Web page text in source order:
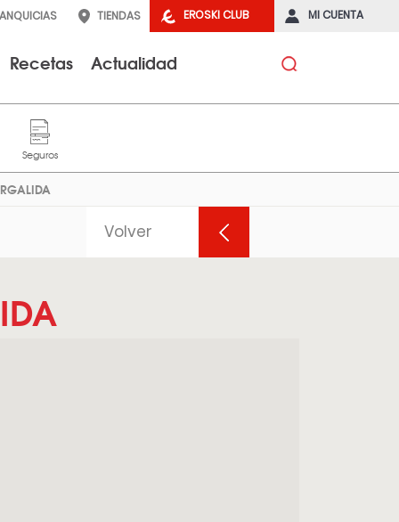
EROSKI CLUB MI CUENTA
TIENDAS
Recetas Actualidad
Volver